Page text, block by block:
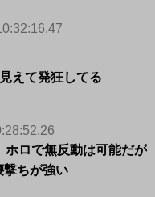
えて発狂してる
ホロで無反動は可能だが
撃ちが強い